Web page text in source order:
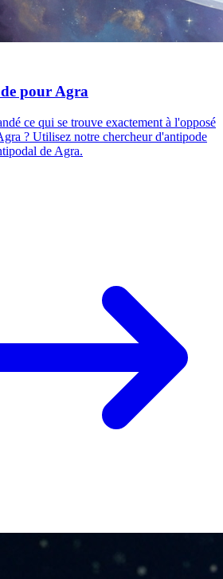
pour Agra
ce qui se trouve exactement à l'opposé
? Utilisez notre chercheur d'antipode
de Agra.